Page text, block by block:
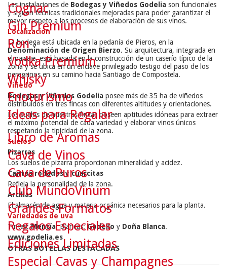
Las instalaciones de Bodegas y Viñedos Godelia son funcionales
y siguen técnicas tradicionales mejoradas para poder garantizar el
mayor respeto a los procesos de elaboración de sus vinos.
Localización
La bodega está ubicada en la pedanía de Pieros, en la
Denominación de Origen Bierzo. Su arquitectura, integrada en
el paisaje, está basada en la construcción de un caserío típico de la
zona y se ubica en un enclave privilegiado testigo del paso de los
peregrinos en su camino hacia Santiago de Compostela.
Viñedo
Bodegas y Viñedos Godelia posee más de 35 ha de viñedos
distribuidos en tres fincas con diferentes altitudes y orientaciones.
Los suelos de nuestras fincas poseen aptitudes idóneas para extraer
el máximo potencial de cada variedad y elaborar vinos únicos
respetando la tipicidad de la zona.
Suelos
Pizarras
Los suelos de pizarra proporcionan mineralidad y acidez.
Cantos rodados y cuarcitas
Refleja la personalidad de la zona.
Arcillas
El almacén de agua y materia orgánica necesarios para la planta.
Variedades de uva
Tintas:Mencía. Blancas: Godello y Doña Blanca.
www.godelia.es
OTRAS BOTELLAS DESTACADAS
Cognac
Gin Premium
Ron
Vodka Premium
Whisky
Enoturismo
Ideas para Regalar
Libro de Aromas
Cava de Vinos
Cava de Puros
Club MundoVinum
Grandes Formatos
Regalos Especiales
Ediciones Limitadas
Especial Cavas y Champagnes